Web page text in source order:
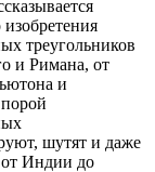
треугольников
и Римана, от
и
шутят и даже
Индии до